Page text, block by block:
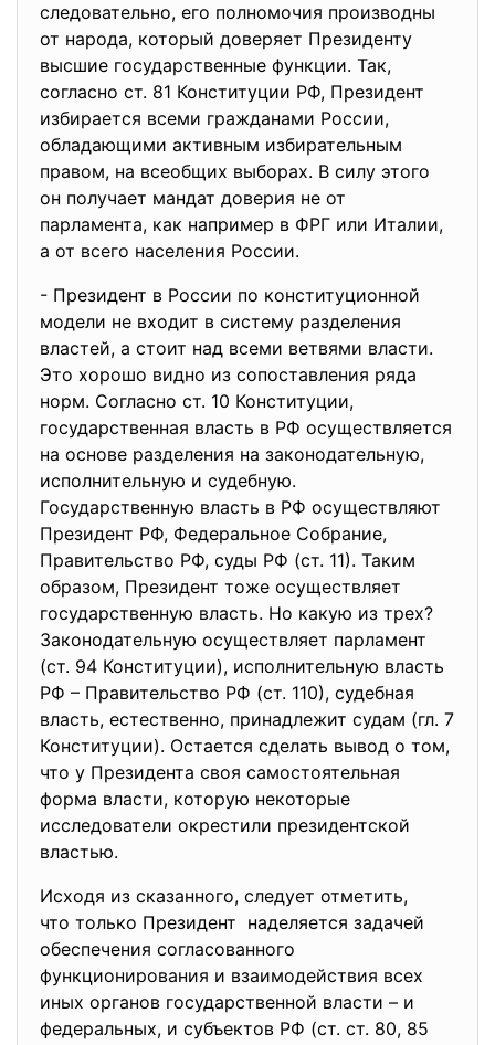
следовательно, его полномочия производны
от народа, который доверяет Президенту
высшие государственные функции. Так,
согласно ст. 81 Конституции РФ, Президент
избирается всеми гражданами России,
обладающими активным избирательным
правом, на всеобщих выборах. В силу этого
он получает мандат доверия не от
парламента, как например в ФРГ или Италии,
а от всего населения России.
- Президент в России по конституционной
модели не входит в систему разделения
властей, а стоит над всеми ветвями власти.
Это хорошо видно из сопоставления ряда
норм. Согласно ст. 10 Конституции,
государственная власть в РФ осуществляется
на основе разделения на законодательную,
исполнительную и судебную.
Государственную власть в РФ осуществляют
Президент РФ, Федеральное Собрание,
Правительство РФ, суды РФ (ст. 11). Таким
образом, Президент тоже осуществляет
государственную власть. Но какую из трех?
Законодательную осуществляет парламент
(ст. 94 Конституции), исполнительную власть
РФ – Правительство РФ (ст. 110), судебная
власть, естественно, принадлежит судам (гл. 7
Конституции). Остается сделать вывод о том,
что у Президента своя самостоятельная
форма власти, которую некоторые
исследователи окрестили президентской
властью.
Исходя из сказанного, следует отметить,
что только Президент наделяется задачей
обеспечения согласованного
функционирования и взаимодействия всех
иных органов государственной власти – и
федеральных, и субъектов РФ (ст. ст. 80, 85